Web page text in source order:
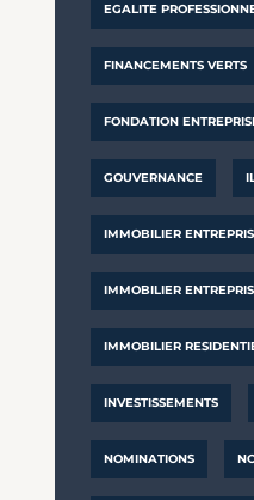
EGALITE
FINANCEMENTS VERTS
FONDATION
GOUVERNANCE
IMMOBILIER
IMMOBILIER
IMMOBILIER
INVESTISSEMENTS
NOMINATIONS